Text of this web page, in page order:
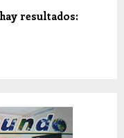
resultados: